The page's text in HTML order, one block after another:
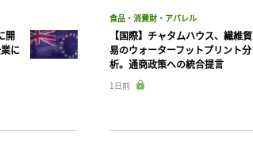
開
に
食品・消費財・アパレル
【国際】チャタムハウス、繊維貿
易のウォーターフットプリント分
析。通商政策への統合提言
1日前